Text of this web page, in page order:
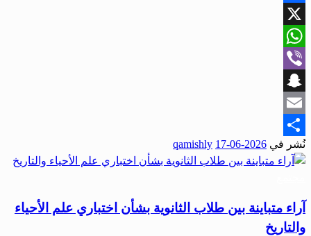
Facebook
X
WhatsApp
Viber
Snapchat
Email
Share
نُشر في 2026-06-17
qamishly
آراء متباينة بين طلاب الثانوية بشأن اختباري علم الأحياء
والتاريخ